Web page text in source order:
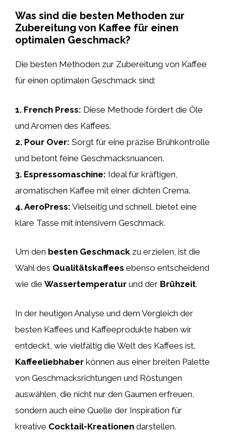
Was sind die besten Methoden zur
Zubereitung von Kaffee für einen
optimalen Geschmack?
Die besten Methoden zur Zubereitung von Kaffee
für einen optimalen Geschmack sind:
1. French Press: Diese Methode fördert die Öle
und Aromen des Kaffees.
2. Pour Over: Sorgt für eine präzise Brühkontrolle
und betont feine Geschmacksnuancen.
3. Espressomaschine: Ideal für kräftigen,
aromatischen Kaffee mit einer dichten Crema.
4.AeroPress: Vielseitig und schnell, bietet eine
klare Tasse mit intensivem Geschmack.
Um den besten Geschmack zu erzielen, ist die
Wahl des Qualitätskaffees ebenso entscheidend
wie die Wassertemperatur und der Brühzeit.
In der heutigen Analyse und dem Vergleich der
besten Kaffees und Kaffeeprodukte haben wir
entdeckt, wie vielfältig die Welt des Kaffees ist.
Kaffeeliebhaber können aus einer breiten Palette
von Geschmacksrichtungen und Röstungen
auswählen, die nicht nur den Gaumen erfreuen,
sondern auch eine Quelle der Inspiration für
kreative Cocktail-Kreationen darstellen.